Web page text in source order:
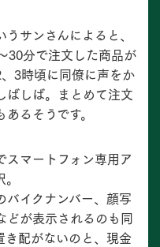
サンさんによると、
30分で注文した商品が
3時頃に同僚に声をか
ばしば。まとめて注文
るそうです。
マートフォン専用ア
バイクナンバー、顔写
どが表示されるのも同
き配がないのと、現金